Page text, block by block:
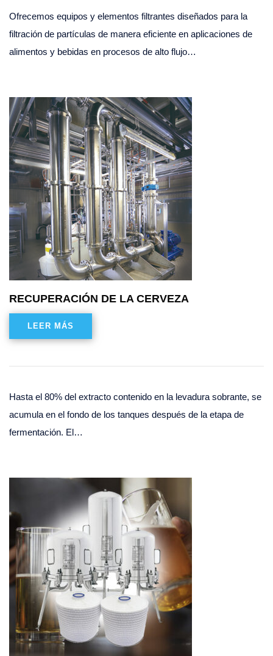
Ofrecemos equipos y elementos filtrantes diseñados para la
filtración de partículas de manera eficiente en aplicaciones de
alimentos y bebidas en procesos de alto flujo…
RECUPERACIÓN DE LA CERVEZA
LEER MÁS
Hasta el 80% del extracto contenido en la levadura sobrante, se
acumula en el fondo de los tanques después de la etapa de
fermentación. El…